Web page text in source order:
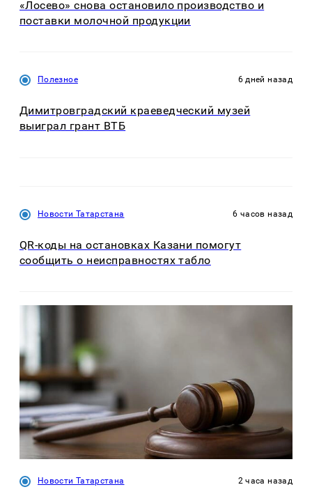
«Лосево» снова остановило производство и
поставки молочной продукции
Полезное 6 дней назад
Димитровградский краеведческий музей
выиграл грант ВТБ
Новости Татарстана 6 часов назад
QR-коды на остановках Казани помогут
сообщить о неисправностях табло
Новости Татарстана 2 часа назад